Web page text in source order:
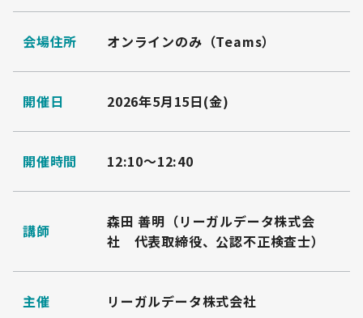
会場住所 オンラインのみ（Teams）
開催日 2026年5月15日(金)
開催時間 12:10～12:40
講師
森田 善明（リーガルデータ株式会
社 代表取締役、公認不正検査士）​
主催 リーガルデータ株式会社